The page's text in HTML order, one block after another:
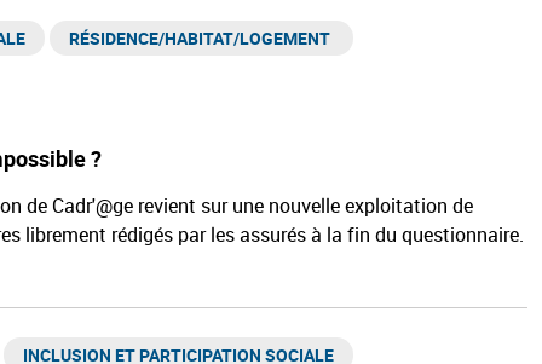
?
RÉSIDENCE/HABITAT/LOGEMENT ​
de Cadr'@ge revient sur une nouvelle exploitation de
librement rédigés par les assurés à la fin du questionnaire.
INCLUSION ET PARTICIPATION SOCIALE